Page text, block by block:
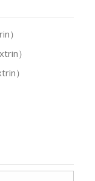
）
）
）